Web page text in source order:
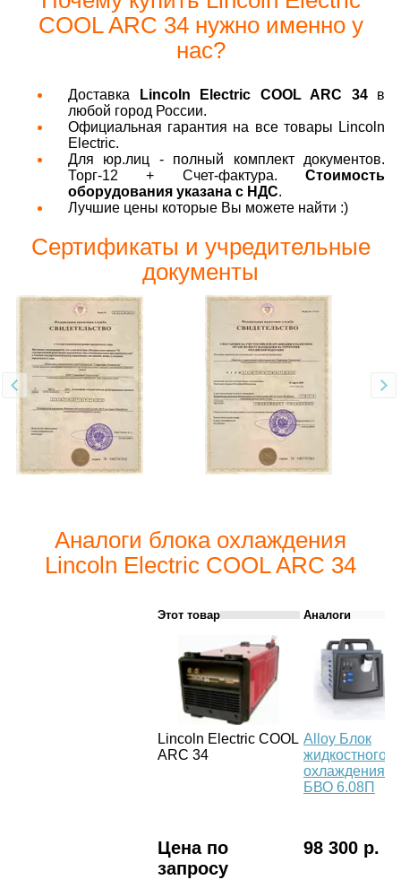
COOL ARC 34 нужно именно у
нас?
Доставка Lincoln Electric COOL ARC 34в
любой город России.
Официальная гарантия на все товары Lincoln
Electric.
Для юр.лиц - полный комплект документов.
Торг-12 + Счет-фактура. Стоимость
оборудования указана с НДС.
Лучшие цены которые Вы можете найти :)
Сертификаты и учредительные
документы
Аналоги блока охлаждения
Lincoln Electric COOL ARC 34
Этот товар Аналоги
Lincoln Electric COOL
ARC 34
Alloy Блок
жидкостного
охлаждения
БВО 6.08П
Цена по
запросу
98 300 р.